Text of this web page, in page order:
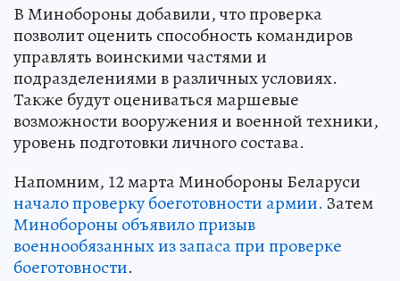
В Минобороны добавили, что проверка
позволит оценить способность командиров
управлять воинскими частями и
подразделениями в различных условиях.
Также будут оцениваться маршевые
возможности вооружения и военной техники,
уровень подготовки личного состава.
Напомним, 12 марта Минобороны Беларуси
начало проверку боеготовности армии. Затем
Минобороны объявило призыв
военнообязанных из запаса при проверке
боеготовности.